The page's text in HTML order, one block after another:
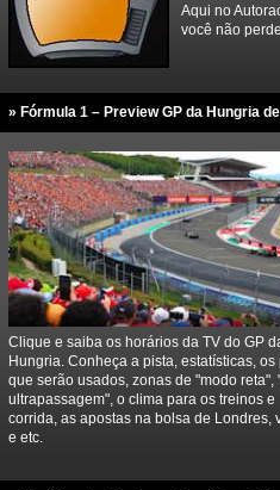
Aqui no
você não
» Fórmula 1 – Preview GP da Hungria
Clique e saiba os horários da TV do GP
Hungria. Conheça a pista, estatísticas, os
que serão usados, zonas de "modo reta",
ultrapassagem", o clima para os treinos e
corrida, as apostas na bolsa de Londres,
e etc.